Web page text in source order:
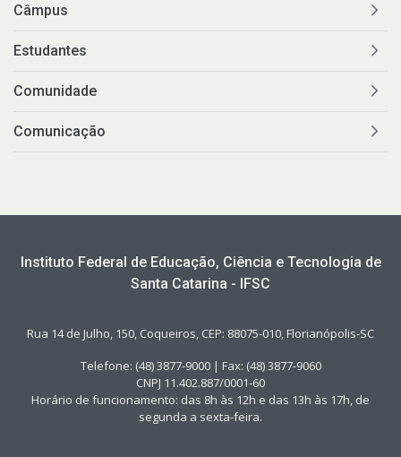
Câmpus
Estudantes
Comunidade
Comunicação
Instituto Federal de Educação, Ciência e Tecnologia de
Santa Catarina - IFSC
Rua 14 de Julho, 150, Coqueiros, CEP: 88075-010, Florianópolis-SC
Telefone: (48) 3877-9000 | Fax: (48) 3877-9060
CNPJ 11.402.887/0001-60
Horário de funcionamento: das 8h às 12h e das 13h às 17h, de
segunda a sexta-feira.